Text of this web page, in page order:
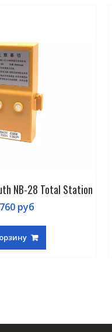
NB-28 Total Station
руб